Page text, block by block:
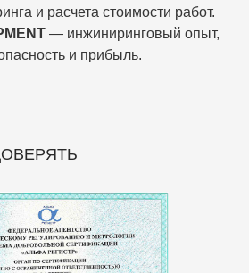
и расчета стоимости работ.
— инжиниринговый опыт,
и прибыль.